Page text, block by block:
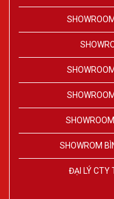
SHOWROM
ĐẠI LÝ CTY